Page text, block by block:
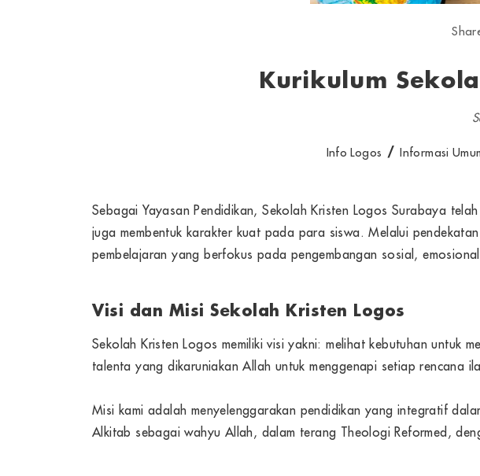
Kurikulum
Info Logos Informasi
Sebagai Yayasan Pendidikan, Sekolah Kristen Logos Surabaya
juga membentuk karakter kuat pada para siswa. Melalui
pembelajaran yang berfokus pada pengembangan sosial,
Visi dan Misi Sekolah Kristen Logos
Sekolah Kristen Logos memiliki visi yakni: melihat kebutuhan untuk
talenta yang dikaruniakan Allah untuk menggenapi setiap rencana
Misi kami adalah menyelenggarakan pendidikan yang integratif
Alkitab sebagai wahyu Allah, dalam terang Theologi Reformed,